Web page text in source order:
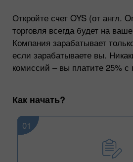
Откройте счет OYS (от англ.
торговля всегда будет на
Компания зарабатывает
если зарабатываете вы.
комиссий – вы платите 25%
Как начать?
01